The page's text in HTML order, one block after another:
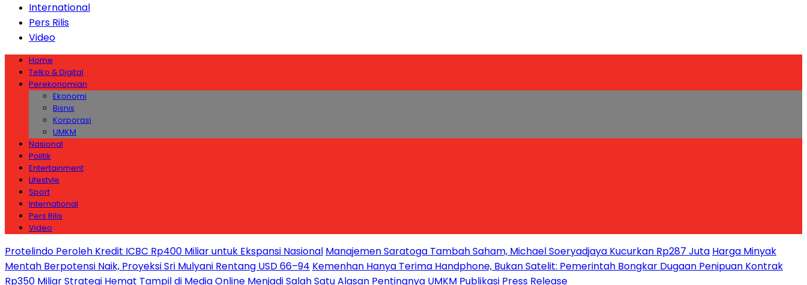
International
Pers Rilis
Video
Home
Telko & Digital
Perekonomian
Ekonomi
Bisnis
Korporasi
UMKM
Nasional
Politik
Entertainment
Lifestyle
Sport
International
Pers Rilis
Video
Protelindo Peroleh Kredit ICBC Rp400 Miliar untuk Ekspansi Nasional Manajemen Saratoga Tambah Saham, Michael Soeryadjaya Kucurkan Rp287 Juta Harga Minyak
Mentah Berpotensi Naik, Proyeksi Sri Mulyani Rentang USD 66–94 Kemenhan Hanya Terima Handphone, Bukan Satelit: Pemerintah Bongkar Dugaan Penipuan Kontrak
Rp350 MiliarStrategi Hemat Tampil di Media Online Menjadi Salah Satu Alasan Pentingnya UMKM Publikasi Press Release